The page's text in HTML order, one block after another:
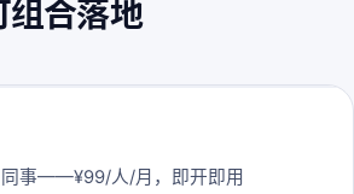
组合落地
同事——¥99/人/月，即开即用